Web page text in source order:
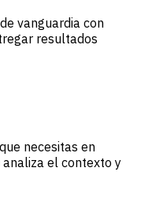
vanguardia con
resultados
necesitas en
el contexto y